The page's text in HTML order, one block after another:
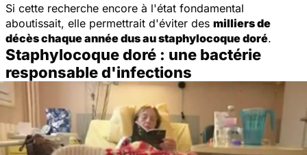
Si cette recherche encore à l'état fondamental
aboutissait, elle permettrait d'éviter des milliers de
décès chaque année dus au staphylocoque doré.
Staphylocoque doré : une bactérie
responsable d'infections